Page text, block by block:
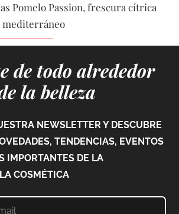
Pomelo Passion, frescura cítrica
de todo alrededor
la belleza
NEWSLETTER Y DESCUBRE
TENDENCIAS, EVENTOS
IMPORTANTES DE LA
COSMÉTICA